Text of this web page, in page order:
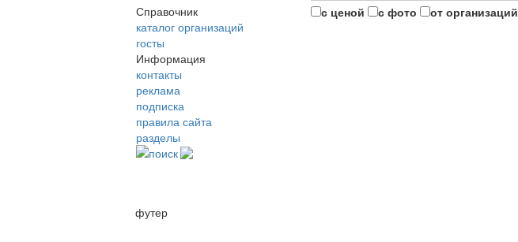
Справочник
каталог организаций
госты
Информация
контакты
реклама
подписка
правила сайта
разделы
поиск
с ценой с фото от организаций
футер